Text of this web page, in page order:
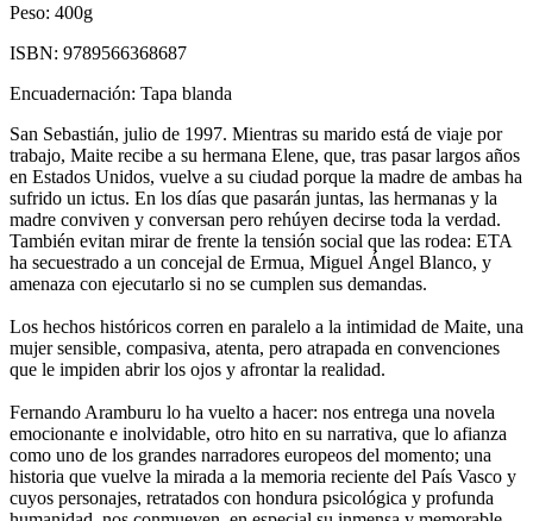
Peso: 400g
ISBN: 9789566368687
Encuadernación: Tapa blanda
San Sebastián, julio de 1997. Mientras su marido está de viaje por
trabajo, Maite recibe a su hermana Elene, que, tras pasar largos años
en Estados Unidos, vuelve a su ciudad porque la madre de ambas ha
sufrido un ictus. En los días que pasarán juntas, las hermanas y la
madre conviven y conversan pero rehúyen decirse toda la verdad.
También evitan mirar de frente la tensión social que las rodea: ETA
ha secuestrado a un concejal de Ermua, Miguel Ángel Blanco, y
amenaza con ejecutarlo si no se cumplen sus demandas.
Los hechos históricos corren en paralelo a la intimidad de Maite, una
mujer sensible, compasiva, atenta, pero atrapada en convenciones
que le impiden abrir los ojos y afrontar la realidad.
Fernando Aramburu lo ha vuelto a hacer: nos entrega una novela
emocionante e inolvidable, otro hito en su narrativa, que lo afianza
como uno de los grandes narradores europeos del momento; una
historia que vuelve la mirada a la memoria reciente del País Vasco y
cuyos personajes, retratados con hondura psicológica y profunda